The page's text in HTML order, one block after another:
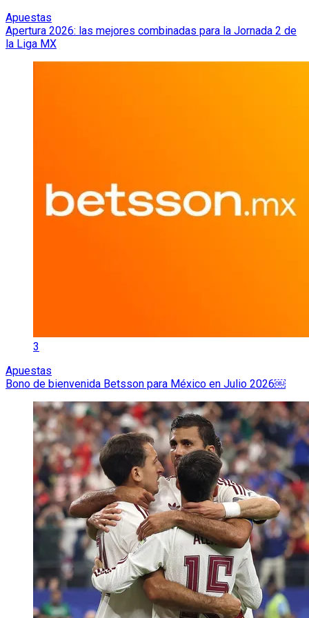
Apuestas
Apertura 2026: las mejores combinadas para la Jornada 2 de
la Liga MX
3
Apuestas
Bono de bienvenida Betsson para México en Julio 2026￼